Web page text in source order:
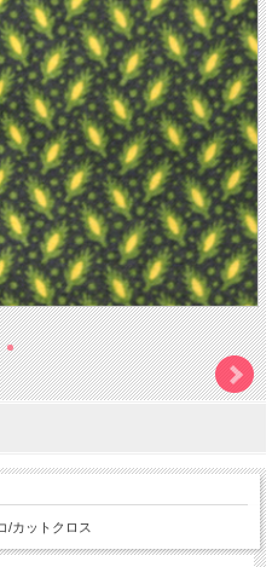
/カットクロス